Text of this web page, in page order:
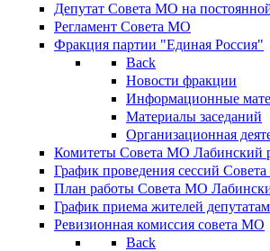
Депутат Совета МО на
Регламент Совета МО
Фракция партии "Единая Россия"
Back
Новости фракции
Информационные
Материалы заседаний
Организационная
Комитеты Совета МО Лабинский
График проведения сессий
План работы Совета МО
График приема жителей
Ревизионная комиссия совета МО
Back